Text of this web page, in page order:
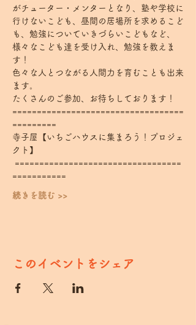
がチューター・メンターとなり、塾や学校に
行けないこども、昼間の居場所を求めるこど
も、勉強についていきづらいこどもなど、
様々なこども達を受け入れ、勉強を教えま
す！
色々な人とつながる人間力を育むことも出来
ます。
たくさんのご参加、お待ちしております！
===================================
=========
寺子屋【いちごハウスに集まろう！プロジェ
クト】
==================================
===========
続きを読む >>
このイベントをシェア